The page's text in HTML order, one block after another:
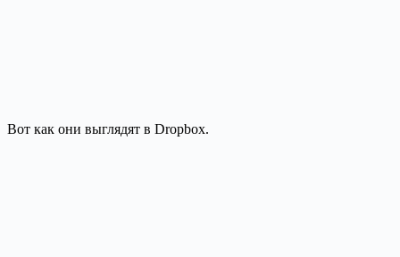
Вот как они выглядят в Dropbox.